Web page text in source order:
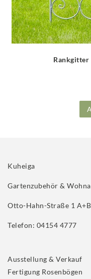
Rankgitter
Kuheiga
Gartenzubehör &
Otto-Hahn-Straße 1
Telefon: 04154 4777
Ausstellung & Verkauf
Fertigung Rosenbögen